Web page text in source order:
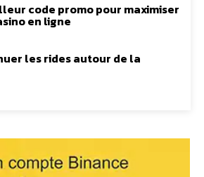
code promo pour maximiser
en ligne
les rides autour de la